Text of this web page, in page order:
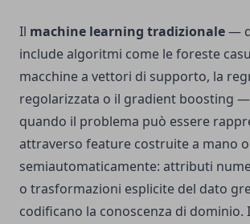
Il machine learning tradizionale—
include algoritmi come le foreste
macchine a vettori di supporto, la
regolarizzata o il gradient boosting
quando il problema può essere
attraverso feature costruite a mano o
semiautomaticamente: attributi
o trasformazioni esplicite del dato
codificano la conoscenza di dominio.